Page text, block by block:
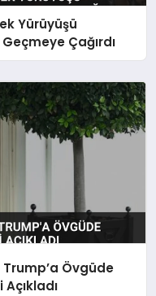
Yürüyüşü
Çağırdı
Övgüde